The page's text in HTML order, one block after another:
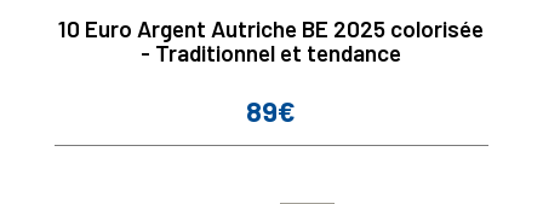
10 Euro Argent Autriche BE 2025 colorisée
- Traditionnel et tendance
Prix
89€